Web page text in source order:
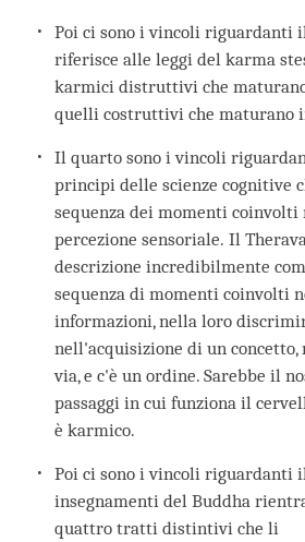
Poi ci sono i vincoli riguardanti
riferisce alle leggi del karma
karmici distruttivi che
quelli costruttivi che maturano
Il quarto sono i vincoli
principi delle scienze cognitive
sequenza dei momenti coinvolti
percezione sensoriale. Il
descrizione incredibilmente
sequenza di momenti coinvolti
informazioni, nella loro
nell'acquisizione di un concetto,
via, e c'è un ordine. Sarebbe il
passaggi in cui funziona il
è karmico.
Poi ci sono i vincoli riguardanti
insegnamenti del Buddha
quattro tratti distintivi che li